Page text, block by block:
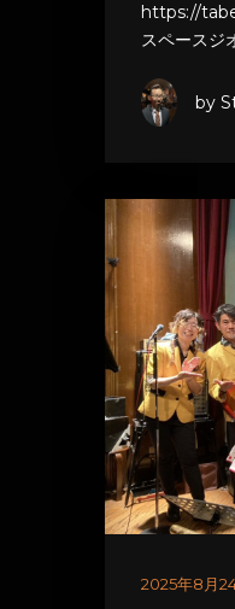
https://
スペースジ
by
2025年8月